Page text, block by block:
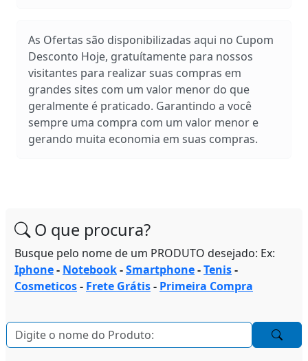
As Ofertas são disponibilizadas aqui no Cupom
Desconto Hoje, gratuítamente para nossos
visitantes para realizar suas compras em
grandes sites com um valor menor do que
geralmente é praticado. Garantindo a você
sempre uma compra com um valor menor e
gerando muita economia em suas compras.
O que procura?
Busque pelo nome de um PRODUTO desejado: Ex:
Iphone- Notebook-Smartphone-Tenis-
Cosmeticos- Frete Grátis- Primeira Compra